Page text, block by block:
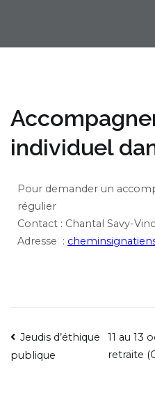
individuel
Pour demander un
régulier
Contact : Chantal Savy-
Adresse :
Jeudis d’éthique
publique
11 au 13
retraite